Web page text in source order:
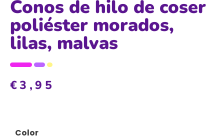
Conos de hilo de coser
poliéster morados,
lilas, malvas
€3,95
Color